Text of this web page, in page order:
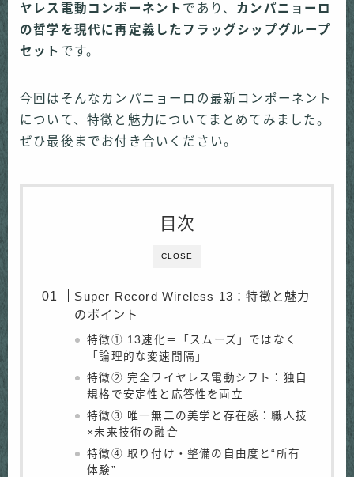
ヤレス電動コンポーネント であり、 カンパニョーロ
の哲学を現代に再定義したフラッグシップグループ
セット です。
今回はそんなカンパニョーロの最新コンポーネント
について、特徴と魅力についてまとめてみました。
ぜひ最後までお付き合いください。
CLOSE
目次
Super Record Wireless 13：特徴と魅力
のポイント
特徴① 13速化＝「スムーズ」ではなく
「論理的な変速間隔」
特徴② 完全ワイヤレス電動シフト：独自
規格で安定性と応答性を両立
特徴③ 唯一無二の美学と存在感：職人技
×未来技術の融合
特徴④ 取り付け・整備の自由度と“所有
体験”